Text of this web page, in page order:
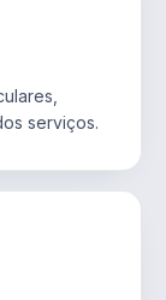
serviços.